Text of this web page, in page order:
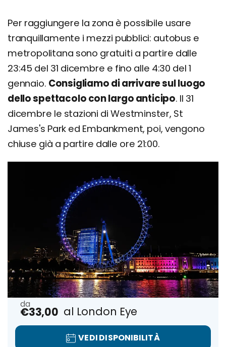
Per raggiungere la zona è possibile usare
tranquillamente i mezzi pubblici: autobus e
metropolitana sono gratuiti a partire dalle
23:45 del 31 dicembre e fino alle 4:30 del 1
gennaio. Consigliamo di arrivare sul luogo
dello spettacolo con largo anticipo. Il 31
dicembre le stazioni di Westminster, St
James's Park ed Embankment, poi, vengono
chiuse già a partire dalle ore 21:00.
Ingresso al London Eye
€33,00
VEDI DISPONIBILITÀ